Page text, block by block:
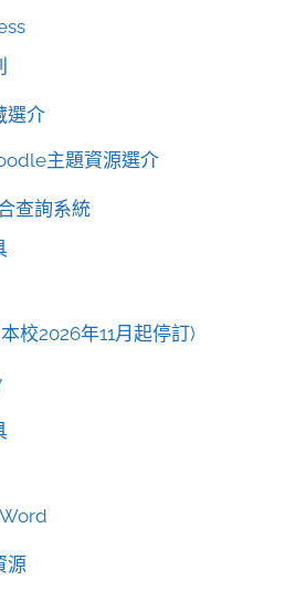
選介
主題資源選介
查詢系統
校2026年11月起停訂)
源